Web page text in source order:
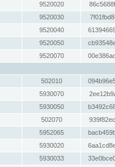
9520020
9520030
9520040
9520050
9520070
502010
5930070
5930050
502070
5952065
5930020
5930033